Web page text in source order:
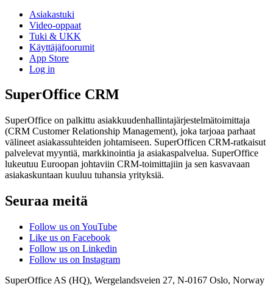
Asiakastuki
Video-oppaat
Tuki & UKK
Käyttäjäfoorumit
App Store
Log in
SuperOffice CRM
SuperOffice on palkittu asiakkuudenhallintajärjestelmätoimittaja
(CRM Customer Relationship Management), joka tarjoaa parhaat
välineet asiakassuhteiden johtamiseen. SuperOfficen CRM-ratkaisut
palvelevat myyntiä, markkinointia ja asiakaspalvelua. SuperOffice
lukeutuu Euroopan johtaviin CRM-toimittajiin ja sen kasvavaan
asiakaskuntaan kuuluu tuhansia yrityksiä.
Seuraa meitä
Follow us on YouTube
Like us on Facebook
Follow us on Linkedin
Follow us on Instagram
SuperOffice AS (HQ), Wergelandsveien 27, N-0167 Oslo, Norway